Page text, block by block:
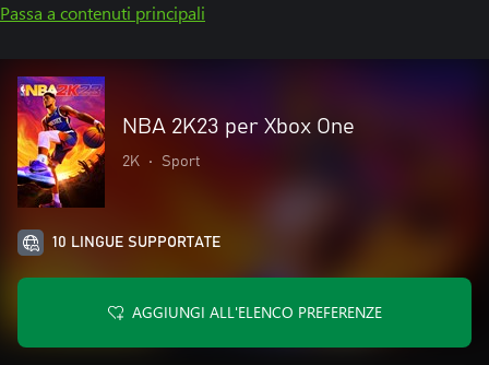
Passa a contenuti principali
NBA 2K23 per Xbox One
2K • Sport
10 LINGUE SUPPORTATE
AGGIUNGI ALL'ELENCO PREFERENZE